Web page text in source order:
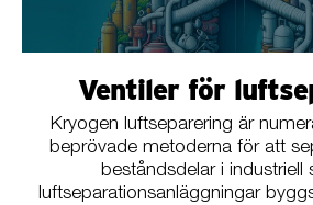
Ventiler för
Kryogen luftseparering är
beprövade metoderna för att
beståndsdelar i industriell
luftseparationsanläggningar